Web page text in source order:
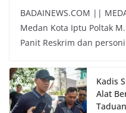
BADAINEWS.COM ||
Medan Kota Iptu Poltak
Panit Reskrim dan
Kadis
Alat